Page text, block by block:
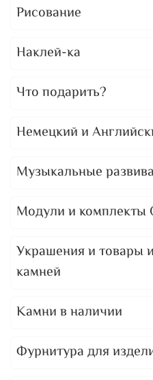
Рисование
Наклей-ка
Что подарить?
Немецкий и
Музыкальные
Модули и комплекты
Украшения и товары
камней
Камни в наличии
Фурнитура для